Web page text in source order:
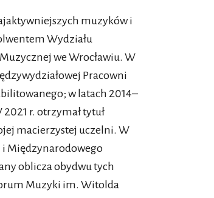
sformułowana długo po
co się wydarzy,
Jego motto jest odpowiedzią
opłacało się być
Baudelaire’a pt.
mojej rozpaczy”. Czy
muzyków i
Wydziału
we Wrocławiu. W
Pracowni
w latach 2014–
r. otrzymał tytuł
macierzystej uczelni. W
i Międzynarodowego
oblicza obydwu tych
Muzyki im. Witolda